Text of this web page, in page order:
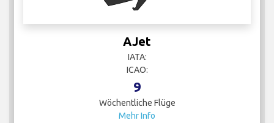
AJet
IATA:
ICAO:
9
Wöchentliche Flüge
Mehr Info